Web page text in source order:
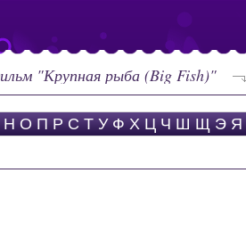
"Крупная рыба (Big Fish)"
Н О П Р С Т У Ф Х Ц Ч Ш Щ Э Я